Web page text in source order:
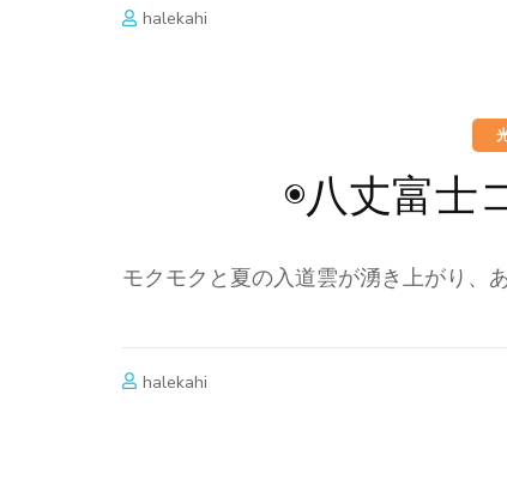
halekahi
◉八丈富士
モクモクと夏の入道雲が湧き上がり、
halekahi